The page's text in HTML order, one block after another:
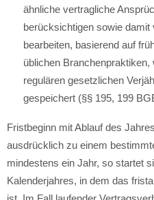
ähnliche vertragliche
berücksichtigen sowie damit
bearbeiten, basierend auf
üblichen
regulären gesetzlichen
gespeichert (§§ 195, 199
Fristbeginn mit Ablauf des
ausdrücklich zu einem
mindestens ein Jahr, so startet
Kalenderjahres, in dem das